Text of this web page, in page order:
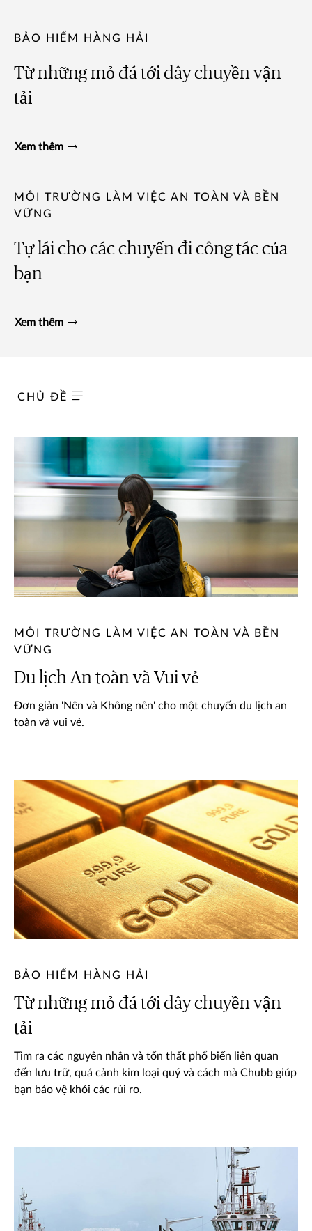
BẢO HIỂM HÀNG HẢI
Từ những mỏ đá tới dây chuyền vận
tải
Xem thêm
MÔI TRƯỜNG LÀM VIỆC AN TOÀN VÀ BỀN
VỮNG
Tự lái cho các chuyến đi công tác của
bạn
Xem thêm
CHỦ ĐỀ
MÔI TRƯỜNG LÀM VIỆC AN TOÀN VÀ BỀN
VỮNG
Du lịch An toàn và Vui vẻ
Đơn giản 'Nên và Không nên' cho một chuyến du lịch an
toàn và vui vẻ.
BẢO HIỂM HÀNG HẢI
Từ những mỏ đá tới dây chuyền vận
tải
Tìm ra các nguyên nhân và tổn thất phổ biến liên quan
đến lưu trữ, quá cảnh kim loại quý và cách mà Chubb giúp
bạn bảo vệ khỏi các rủi ro.